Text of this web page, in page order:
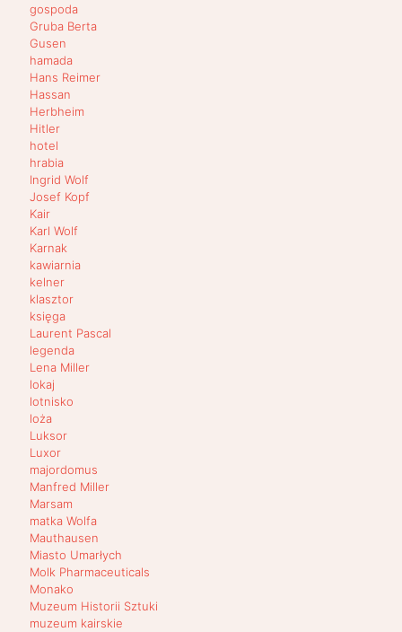
gospoda
Gruba Berta
Gusen
hamada
Hans Reimer
Hassan
Herbheim
Hitler
hotel
hrabia
Ingrid Wolf
Josef Kopf
Kair
Karl Wolf
Karnak
kawiarnia
kelner
klasztor
księga
Laurent Pascal
legenda
Lena Miller
lokaj
lotnisko
loża
Luksor
Luxor
majordomus
Manfred Miller
Marsam
matka Wolfa
Mauthausen
Miasto Umarłych
Molk Pharmaceuticals
Monako
Muzeum Historii Sztuki
muzeum kairskie